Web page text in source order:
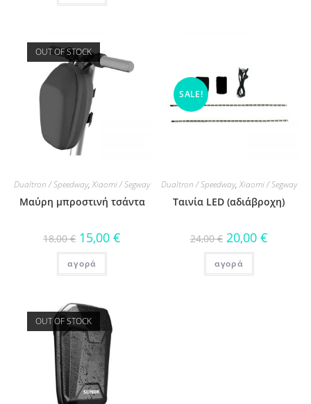
OUT OF STOCK
Dualtron / Speedway,Xiaomi / Segway
Μαύρη μπροστινή τσάντα
18,00€ 15,00€
αγορά
SALE!
Dualtron / Speedway,Xiaomi / Segway
Ταινία LED (αδιάβροχη)
24,00€ 20,00 €
αγορά
OUT OF STOCK